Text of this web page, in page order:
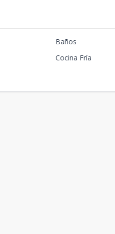
Baños
Cocina Fría